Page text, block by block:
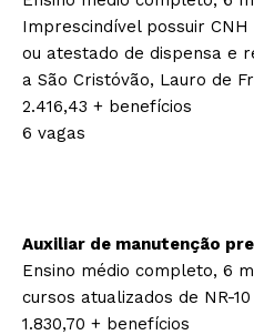
Imprescindível possuir
ou atestado de dispensa e
a São Cristóvão, Lauro de
2.416,43 + benefícios
6 vagas
Auxiliar de manutenção
Ensino médio completo, 6
cursos atualizados de NR-
1.830,70 + benefícios